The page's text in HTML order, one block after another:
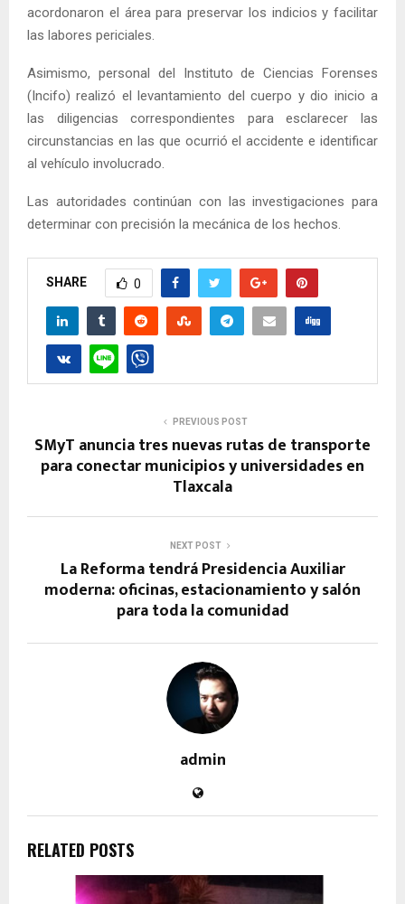
acordonaron el área para preservar los indicios y facilitar
las labores periciales.
Asimismo, personal del Instituto de Ciencias Forenses
(Incifo) realizó el levantamiento del cuerpo y dio inicio a
las diligencias correspondientes para esclarecer las
circunstancias en las que ocurrió el accidente e identificar
al vehículo involucrado.
Las autoridades continúan con las investigaciones para
determinar con precisión la mecánica de los hechos.
SHARE 0
PREVIOUS POST
SMyT anuncia tres nuevas rutas de transporte
para conectar municipios y universidades en
Tlaxcala
NEXT POST
La Reforma tendrá Presidencia Auxiliar
moderna: oficinas, estacionamiento y salón
para toda la comunidad
admin
RELATED POSTS